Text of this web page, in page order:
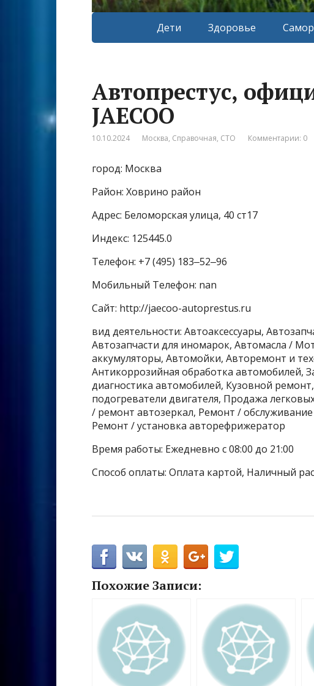
Дети Здоровье
Автопрестус,
JAECOO
10.10.2024 Москва, Справочная, СТО Комментарии: 0
город: Москва
Район: Ховрино район
Адрес: Беломорская улица, 40 ст17
Индекс: 125445.0
Телефон: +7 (495) 183‒52‒96
Мобильный Телефон: nan
Сайт: http://jaecoo-autoprestus.ru
вид деятельности: Автоаксессуары,
Автозапчасти для иномарок, Автомасла /
аккумуляторы, Автомойки, Авторемонт и
Антикоррозийная обработка автомобилей,
диагностика автомобилей, Кузовной
подогреватели двигателя, Продажа
/ ремонт автозеркал, Ремонт /
Ремонт / установка авторефрижератор
Время работы: Ежедневно с 08:00 до 21:00
Способ оплаты: Оплата картой, Наличный
Похожие Записи: